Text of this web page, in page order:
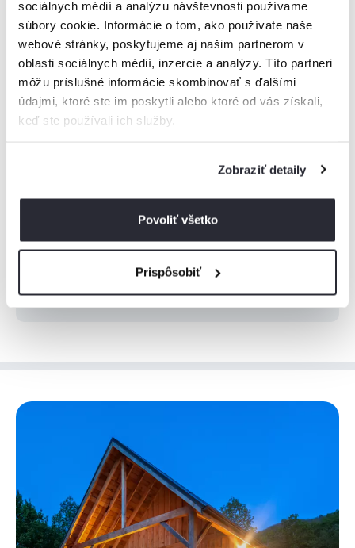
sociálnych médií a analýzu návštevnosti používame
súbory cookie. Informácie o tom, ako používate naše
webové stránky, poskytujeme aj našim partnerom v
oblasti sociálnych médií, inzercie a analýzy. Títo partneri
môžu príslušné informácie skombinovať s ďalšími
údajmi, ktoré ste im poskytli alebo ktoré od vás získali,
keď ste používali ich služby.
Zobraziť detaily
Povoliť všetko
Prispôsobiť
Vysoké Tatry
Nízke Tatry
Orava